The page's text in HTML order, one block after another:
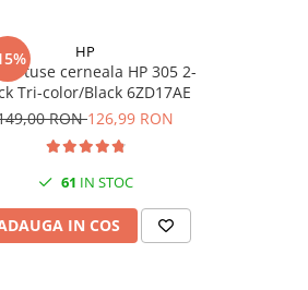
HP
cerneala HP 305 2-
Tri-color/Black 6ZD17AE
RON126,99 RON
61 IN STOC
IN COS